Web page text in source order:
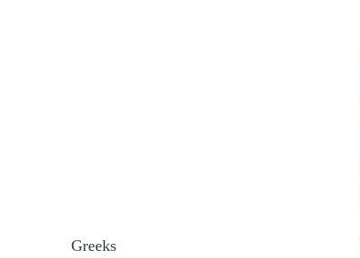
Greeks